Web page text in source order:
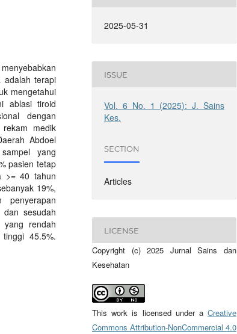
adalah terapi
mengetahui
ablasi tiroid
dengan
medik
Abdoel
yang
pasien tetap
>= 40 tahun
19%,
sesudah
rendah
45.5%.
2025-05-31
ISSUE
Vol. 6 No. 1 (2025): J. Sains
Kes.
SECTION
Articles
LICENSE
Copyright (c) 2025 Jurnal Sains dan
Kesehatan
This work is licensed under a Creative
Commons Attribution-NonCommercial 4.0